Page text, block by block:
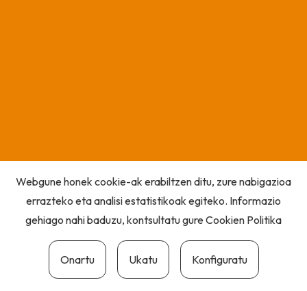
Webgune honek cookie-ak erabiltzen ditu, zure nabigazioa
errazteko eta analisi estatistikoak egiteko. Informazio
gehiago nahi baduzu, kontsultatu gureCookien Politika
Onartu Ukatu Konfiguratu